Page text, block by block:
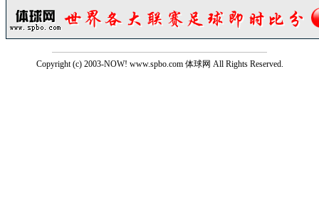
Copyright (c) 2003-NOW! www.spbo.com 体球网 All Rights Reserved.